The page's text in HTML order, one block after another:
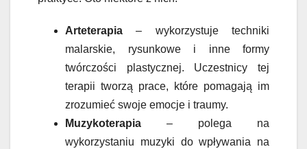
Arteterapia – wykorzystuje techniki
malarskie, rysunkowe i inne formy
twórczości plastycznej. Uczestnicy tej
terapii tworzą prace, które pomagają im
zrozumieć swoje emocje i traumy.
Muzykoterapia – polega na
wykorzystaniu muzyki do wpływania na